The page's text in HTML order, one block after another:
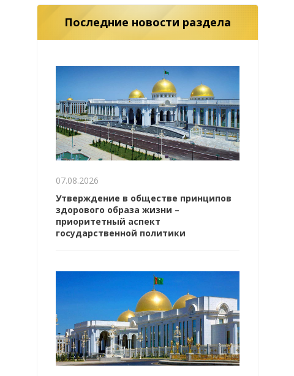
Последние новости раздела
07.08.2026
Утверждение в обществе принципов
здорового образа жизни –
приоритетный аспект
государственной политики